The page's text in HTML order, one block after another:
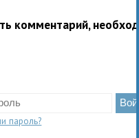
комментарий,
пароль?